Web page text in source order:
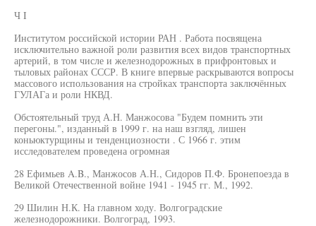
Ч I
Институтом российской истории РАН . Работа посвящена
исключительно важной роли развития всех видов транспортных
артерий, в том числе и железнодорожных в прифронтовых и
тыловых районах СССР. В книге впервые раскрываются вопросы
массового использования на стройках транспорта заключённых
ГУЛАГа и роли НКВД.
Обстоятельный труд А.Н. Манжосова "Будем помнить эти
перегоны.", изданный в 1999 г. на наш взгляд, лишен
коньюктурщины и тенденциозности . С 1966 г. этим
исследователем проведена огромная
28 Ефимьев A.B., Манжосов А.Н., Сидоров П.Ф. Бронепоезда в
Великой Отечественной войне 1941 - 1945 гг. М., 1992.
29 Шилин Н.К. На главном ходу. Волгоградские
железнодорожники. Волгоград, 1993.